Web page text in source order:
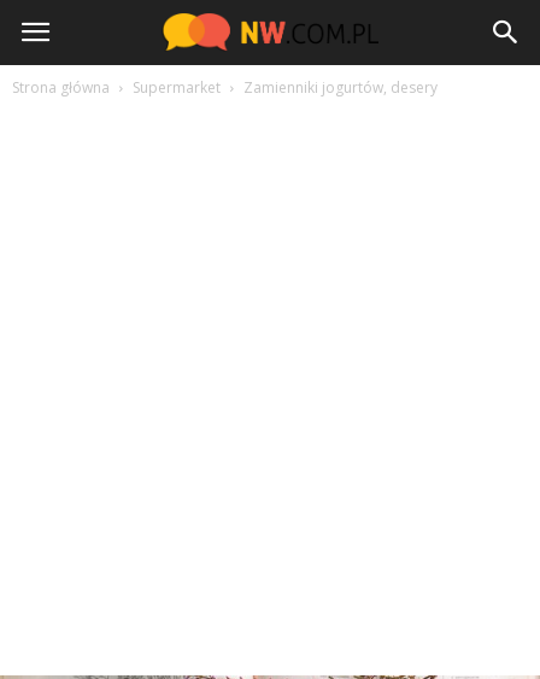
NW.com.pl
Strona główna Supermarket Zamienniki jogurtów, desery